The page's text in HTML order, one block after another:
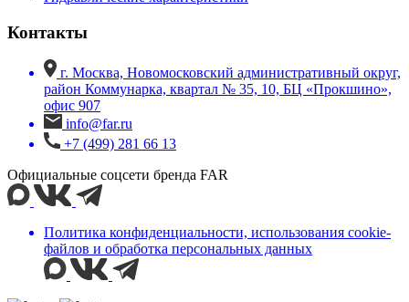
Контакты
г. Москва, Новомосковский административный округ,
район Коммунарка, квартал № 35, 10, БЦ «Прокшино»,
офис 907
info@far.ru
+7 (499) 281 66 13
Официальные соцсети бренда FAR
Политика конфиденциальности, использования сookie-
файлов и обработка персональных данных